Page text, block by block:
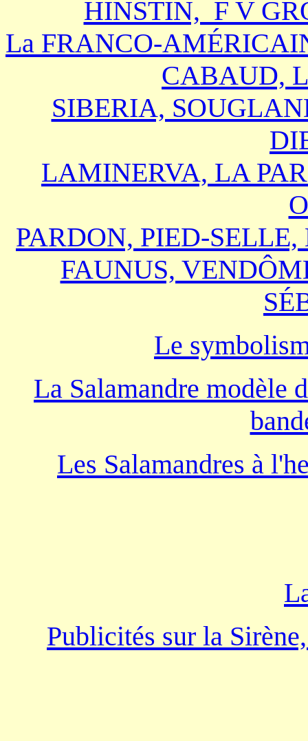
HINSTIN, F V
La FRANCO-
CABAUD,
SIBERIA,
LAMINERVA, LA
PARDON, PIED-
FAUNUS,
Le
La Salamandre modèle
Les Salamandres à
Publicités sur la